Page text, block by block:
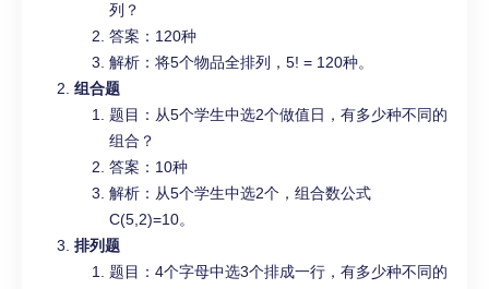
列？
答案：120种
解析：将5个物品全排列，5! = 120种。
组合题
题目：从5个学生中选2个做值日，有多少种不同的
组合？
答案：10种
解析：从5个学生中选2个，组合数公式
C(5,2)=10。
排列题
题目：4个字母中选3个排成一行，有多少种不同的